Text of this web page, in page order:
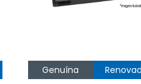
Genuína